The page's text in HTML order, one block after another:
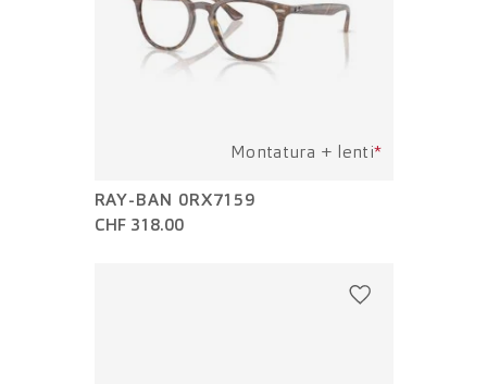
Montatura + lenti*
RAY-BAN 0RX7159
CHF 318.00